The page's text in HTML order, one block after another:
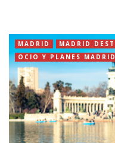
MADRID
MADRID
OCIO Y PLANES MADRID